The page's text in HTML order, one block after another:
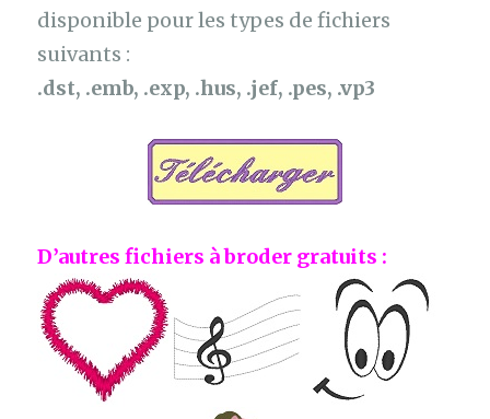
disponible pour les types de fichiers
suivants :
.dst, .emb, .exp, .hus, .jef, .pes, .vp3
D’autres fichiers à broder gratuits :